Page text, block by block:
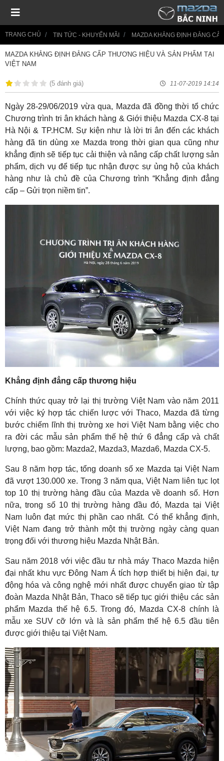
TRANG CHỦ TIN TỨC - KHUYẾN MÃI MAZDA KHẲNG ĐỊNH ĐẲNG
MAZDA KHẲNG ĐỊNH ĐẲNG CẤP THƯƠNG HIỆU VÀ SẢN PHẨM TẠI
VIỆT NAM
(5 đánh giá) 11-07-2019 14:14
Ngày 28-29/06/2019 vừa qua, Mazda đã đồng thời tổ chức
Chương trình tri ân khách hàng & Giới thiệu Mazda CX-8 tại
Hà Nội & TP.HCM. Sự kiện như là lời tri ân đến các khách
hàng đã tin dùng xe Mazda trong thời gian qua cũng như
khẳng định sẽ tiếp tục cải thiện và nâng cấp chất lượng sản
phẩm, dịch vụ để tiếp tục nhận được sự ủng hộ của khách
hàng như là chủ đề của Chương trình “Khẳng định đẳng
cấp – Gửi trọn niềm tin”.
Khẳng định đẳng cấp thương hiệu
Chính thức quay trở lại thị trường Việt Nam vào năm 2011
với việc ký hợp tác chiến lược với Thaco, Mazda đã từng
bước chiếm lĩnh thị trường xe hơi Việt Nam bằng việc cho
ra đời các mẫu sản phẩm thế hệ thứ 6 đẳng cấp và chất
lượng, bao gồm: Mazda2, Mazda3, Mazda6, Mazda CX-5.
Sau 8 năm hợp tác, tổng doanh số xe Mazda tại Việt Nam
đã vượt 130.000 xe. Trong 3 năm qua, Việt Nam liên tục lọt
top 10 thị trường hàng đầu của Mazda về doanh số. Hơn
nữa, trong số 10 thị trường hàng đầu đó, Mazda tại Việt
Nam luôn đạt mức thị phần cao nhất. Có thể khẳng định,
Việt Nam đang trở thành một thị trường ngày càng quan
trọng đối với thương hiệu Mazda Nhật Bản.
Sau năm 2018 với việc đầu tư nhà máy Thaco Mazda hiện
đại nhất khu vực Đông Nam Á tích hợp thiết bị hiện đại, tự
động hóa và công nghệ mới nhất được chuyển giao từ tập
đoàn Mazda Nhật Bản, Thaco sẽ tiếp tục giới thiệu các sản
phẩm Mazda thế hệ 6.5. Trong đó, Mazda CX-8 chính là
mẫu xe SUV cỡ lớn và là sản phẩm thế hệ 6.5 đầu tiên
được giới thiệu tại Việt Nam.